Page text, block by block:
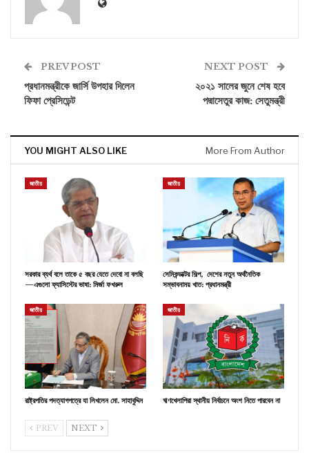
PREV POST
প্রধানমন্ত্রীকে জার্সি উপহার দিলেন
ফিফা প্রেসিডেন্ট
NEXT POST
২০২১ সালের জুনে শেষ হবে
পদ্মাসেতুর কাজ: সেতুমন্ত্রী
YOU MIGHT ALSO LIKE More From Author
জাতীয়
সরকার ব্যর্থ বলে তাকে ৫ বছর যেতে দেবো না বলছি
—এগুলো ফ্যাসিস্টের ভাষা: মির্জা ফখরুল
জাতীয়
সেমিকন্ডাক্টর শিল্প, দেশের নতুন অর্থনৈতিক
সম্ভাবনাময় খাত: প্রধানমন্ত্রী
জাতীয়
রাষ্ট্রপতির পদত্যাগপত্রে যা লিখলেন মো. সাহাবুদ্দিন
জাতীয়
ঋণখেলাপিরা স্থানীয় নির্বাচনে অংশ নিতে পারবেন না
PREV NEXT